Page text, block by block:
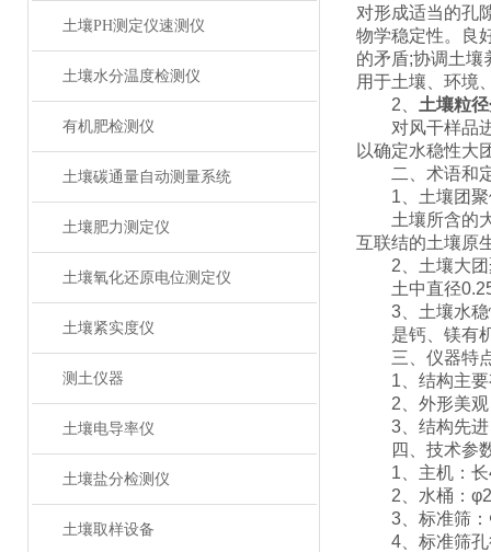
土壤PH测定仪速测仪
土壤水分温度检测仪
有机肥检测仪
土壤碳通量自动测量系统
土壤肥力测定仪
土壤氧化还原电位测定仪
土壤紧实度仪
测土仪器
土壤电导率仪
土壤盐分检测仪
土壤取样设备
对形成适当的孔
物学稳定性。良
的矛盾;协调土壤
用于土壤、环境
2、 土壤粒
对风干样品进
以确定水稳性大
二、术语和
1、土壤团聚
土壤所含的大
互联结的土壤原
2、土壤大团
土中直径
3、土壤水稳
是钙、镁有机
三、仪器特
1、结构主要
2、外形美观
3、结构先进
四、技术参
1、主机：长
2、水桶：
3、标准筛：
4、标准筛孔径